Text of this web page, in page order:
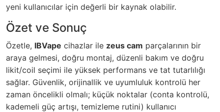
yeni kullanıcılar için değerli bir kaynak olabilir.
Özet ve Sonuç
Özetle, IBVape cihazlar ile zeus cam parçalarının bir
araya gelmesi, doğru montaj, düzenli bakım ve doğru
likit/coil seçimi ile yüksek performans ve tat tutarlılığı
sağlar. Güvenlik, orijinallik ve uyumluluk kontrolü her
zaman öncelikli olmalı; küçük noktalar (conta kontrolü,
kademeli güç artışı, temizleme rutini) kullanıcı